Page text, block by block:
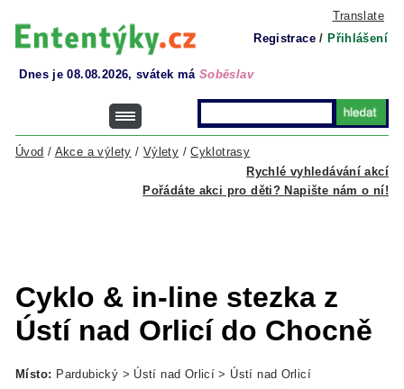
Translate
Registrace / Přihlášení
Dnes je 08.08.2026, svátek má Soběslav
Rychlé vyhledávání akcí
Úvod / Akce a výlety / Výlety /Cyklotrasy
Pořádáte akci pro děti? Napište nám o ní!
Cyklo & in-line stezka z
Ústí nad Orlicí do Chocně
Místo: Pardubický > Ústí nad Orlicí > Ústí nad Orlicí